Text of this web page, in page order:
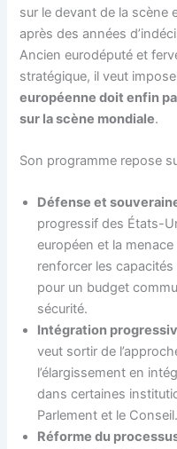
sur le devant de la scène
après des années
Ancien eurodéputé et
stratégique, il veut
européenne doit enfin
sur la scène mondiale.
Son programme repose
Défense et
progressif des États-
européen et la
renforcer les capacités
pour un budget
sécurité.
Intégration
veut sortir de
l’élargissement en
dans certaines
Parlement et le Conseil.
Réforme du